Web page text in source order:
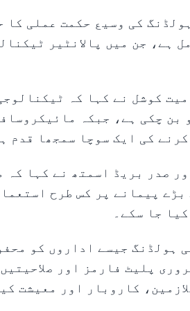
کی وسیع حکمت عملی کا
ہے، جن میں پالانٹیر
کوشل نے کہا کہ
بن چکی ہے، جبکہ
کی ایک سوچا سمجھا قدم
صدر بریڈ اسمتھ نے کہا کہ
پیمانے پر کس طرح
جا سکے۔
ہولڈنگ جیسے اداروں کو
پلیٹ فارمز اور
کاروبار اور معیشت